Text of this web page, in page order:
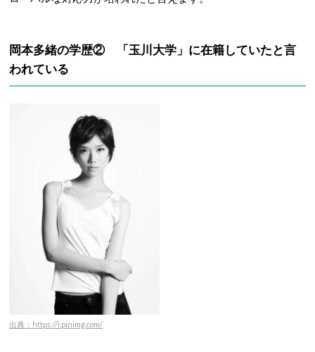
岡本多緒の学歴② 「玉川大学」に在籍していたと言
われている
出典：https://i.pinimg.com/